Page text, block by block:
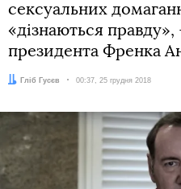
сексуальних
«дізнаються правду»,
президента Френка
Автор:Гліб Гусєв Дата:
00:37, 25 грудня 2018